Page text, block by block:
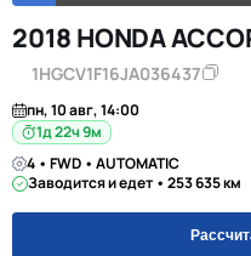
2018 HONDA
1HGCV1F16JA036437
пн, 10 авг, 14:00
1д 22ч 9м
4 • FWD • AUTOMATIC
Заводится и едет • 253 635 км